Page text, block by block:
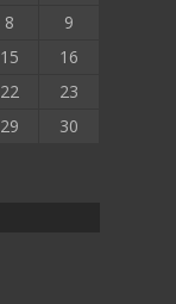
8
9
15
16
22
23
29
30